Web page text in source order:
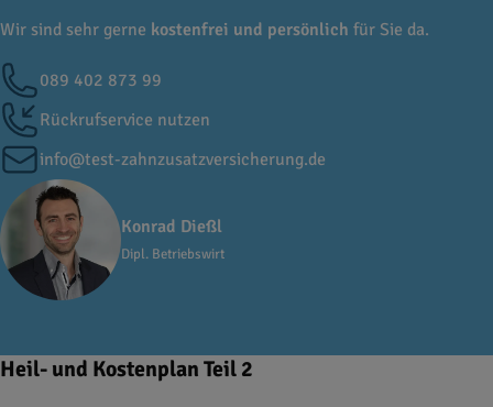
Konrad Dießl
Dipl. Betriebswirt
Wir sind sehr gerne kostenfrei und persönlich für Sie da.
089 402 873 99
Rückrufservice nutzen
info@test-zahnzusatzversicherung.de
Heil- und Kostenplan Teil 2